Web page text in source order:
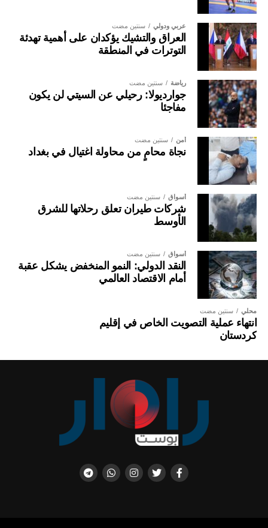
عربي ودولي سنتين مضت
العراق والتشيك يؤكدان على أهمية تهدئة
التوترات في المنطقة
رياضة سنتين مضت
جوارديولا: رحيلي عن السيتي لن يكون
مفاجئا
أمن سنتين مضت
نجاة محامٍ من محاولة اغتيال في بغداد
أسواق سنتين مضت
شركات طيران تعلق رحلاتها للشرق
الأوسط
أسواق سنتين مضت
النقد الدولي: النمو المنخفض يشكل عقبة
أمام الاقتصاد العالمي
محلي سنتين مضت
انتهاء عملية التصويت الخاص في إقليم
كردستان